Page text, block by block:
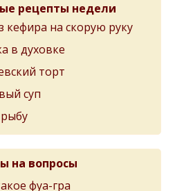
рецепты недели
на скорую руку
в духовке
торт
суп
на вопросы
фуа-гра